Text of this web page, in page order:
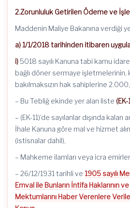
2.Zorunluluk Getirilen Ödeme ve
Maddenin Maliye Bakanına verdiği
a) 1/1/2018 tarihinden itibaren
i)5018 sayılı Kanuna tabi kamu
bağlı döner sermaye işletmelerinin,
bakılmaksızın hak sahiplerine
– Bu Tebliğ ekinde yer alan liste (EK-
– (EK-11)’de sayılanlar dışında kalan
İhale Kanuna göre mal ve hizmet
(istisnalar dahil),
– Mahkeme ilamları veya icra
– 26/12/1931 tarihli ve 1905 sayılı
Emval ile Bunların İntifa Haklarının
Mektumlarını Haber Verenlere